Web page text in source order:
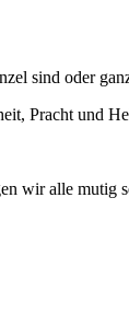
sind oder
Pracht und
wir alle mutig